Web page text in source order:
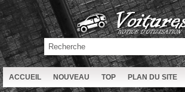
ACCUEIL NOUVEAU TOP PLAN DU SITE